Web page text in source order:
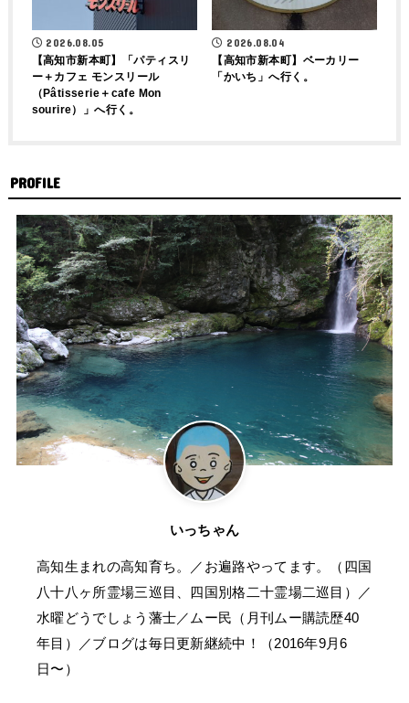
2026.08.05
【高知市新本町】「パティスリ
ー＋カフェ モンスリール
（Pâtisserie＋cafe Mon
sourire）」へ行く。
2026.08.04
【高知市新本町】ベーカリー
「かいち」へ行く。
PROFILE
いっちゃん
高知生まれの高知育ち。／お遍路やってます。（四国
八十八ヶ所霊場三巡目、四国別格二十霊場二巡目）／
水曜どうでしょう藩士／ムー民（月刊ムー購読歴40
年目）／ブログは毎日更新継続中！（2016年9月6
日〜）